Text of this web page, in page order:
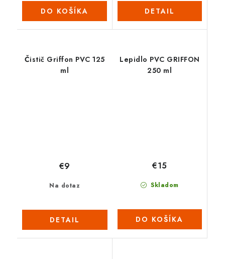
DO KOŠÍKA DETAIL
Čistič Griffon PVC 125
ml
Na dotaz
€9
DETAIL
Lepidlo PVC GRIFFON
250 ml
Skladom
€15
DO KOŠÍKA